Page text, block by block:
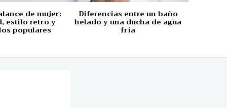
de mujer:
estilo retro y
populares
Diferencias entre un baño
helado y una ducha de agua
fría